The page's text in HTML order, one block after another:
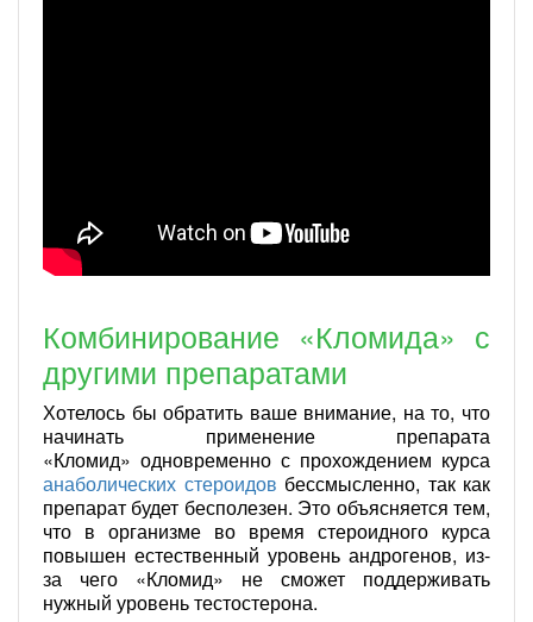
Комбинирование «Кломида» с
другими препаратами
Хотелось бы обратить ваше внимание, на то, что
начинать применение препарата
«Кломид» одновременно с прохождением курса
анаболических стероидов бессмысленно, так как
препарат будет бесполезен. Это объясняется тем,
что в организме во время стероидного курса
повышен естественный уровень андрогенов, из-
за чего «Кломид» не сможет поддерживать
нужный уровень тестостерона.